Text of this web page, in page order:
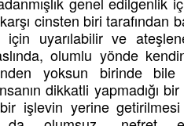
cinsten biri tarafından
uyarılabilir ve
olumlu yönde
yoksun birinde bile
dikkatli yapmadığı bir
işlevin yerine